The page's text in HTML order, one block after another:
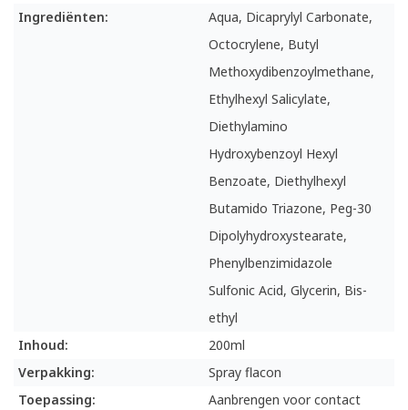
Ingrediënten:
Aqua, Dicaprylyl Carbonate,
Octocrylene, Butyl
Methoxydibenzoylmethane,
Ethylhexyl Salicylate,
Diethylamino
Hydroxybenzoyl Hexyl
Benzoate, Diethylhexyl
Butamido Triazone, Peg-30
Dipolyhydroxystearate,
Phenylbenzimidazole
Sulfonic Acid, Glycerin, Bis-
ethyl
Inhoud:
200ml
Verpakking:
Spray flacon
Toepassing:
Aanbrengen voor contact